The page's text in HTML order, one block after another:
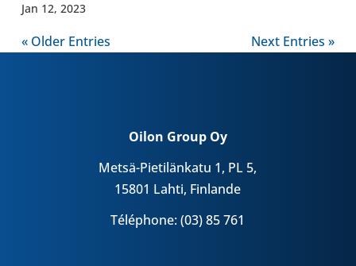
Jan 12, 2023
« Older Entries Next Entries »
Oilon Group Oy
Metsä-Pietilänkatu 1, PL 5,
15801 Lahti, Finlande
Téléphone: (03) 85 761